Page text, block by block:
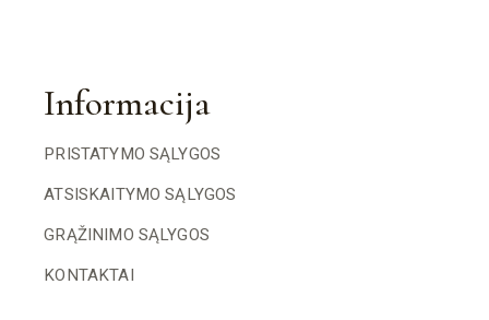
Informacija
PRISTATYMO SĄLYGOS
ATSISKAITYMO SĄLYGOS
GRĄŽINIMO SĄLYGOS
KONTAKTAI